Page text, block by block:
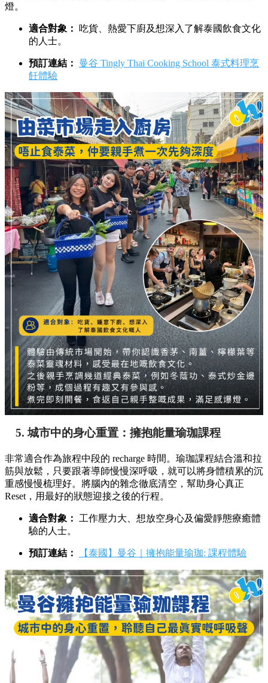
燈。
適合對象：
吃貨、熱愛下廚及想深入了解泰國飲食文化
的人士。
預訂連結：
曼谷 Tingly Thai Cooking School 泰式料理烹
飪體驗
5. 城市中的身心重置：擁抱能量瑜珈課程
非常適合作為旅程中段的 recharge 時間。瑜珈課程結合溫和拉
筋與放鬆，只要跟著導師慢慢深呼吸，就可以將身體積累的沉
重感慢慢梳理好。將腦內的雜念徹底清空，幫助身心真正
Reset，用最好的狀態迎接之後的行程。
適合對象：
工作壓力大、想放空身心及偏愛靜態療癒體
驗的人士。
預訂連結： 【泰國】曼谷｜擁抱能量瑜珈: 課程體驗